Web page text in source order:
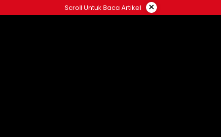
ke
Scroll Untuk Baca Artikel ×